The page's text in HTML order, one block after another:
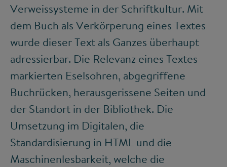
Verweissysteme in der Schriftkultur. Mit
dem Buch als Verkörperung eines Textes
wurde dieser Text als Ganzes überhaupt
adressierbar. Die Relevanz eines Textes
markierten Eselsohren, abgegriffene
Buchrücken, herausgerissene Seiten und
der Standort in der Bibliothek. Die
Umsetzung im Digitalen, die
Standardisierung in HTML und die
Maschinenlesbarkeit, welche die